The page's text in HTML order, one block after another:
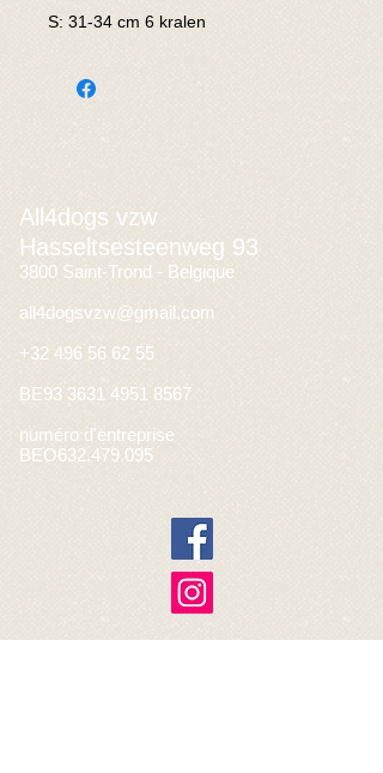
S: 31-34 cm 6 kralen
All4dogs vzw
Hasseltsesteenweg 93
3800 Saint-Trond - Belgique
all4dogsvzw@gmail.com
+32 496 56 62 55
BE93 3631 4951 8567
numéro d'entreprise
BEO632.479.095